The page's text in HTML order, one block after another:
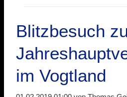
Blitzbesuch
im Vogtland